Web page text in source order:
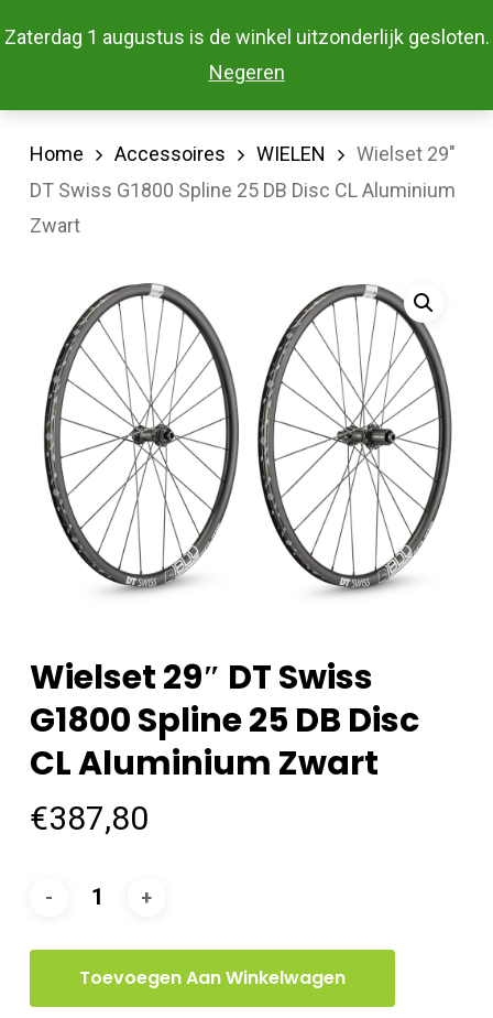
Zaterdag 1 augustus is de winkel uitzonderlijk gesloten.
Negeren
to
Menu
Home Accessoires WIELEN
Wielset 29″
DT Swiss G1800 Spline 25 DB Disc CL Aluminium
Zwart
Wielset 29″ DT Swiss
G1800 Spline 25 DB Disc
CL Aluminium Zwart
€387,80
Toevoegen Aan Winkelwagen
Menu